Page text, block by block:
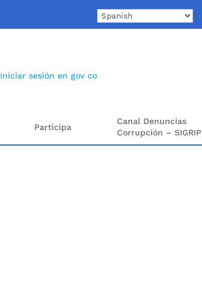
Iniciar sesión en gov co
Participa
Canal Denuncias
Corrupción – SIGRIP